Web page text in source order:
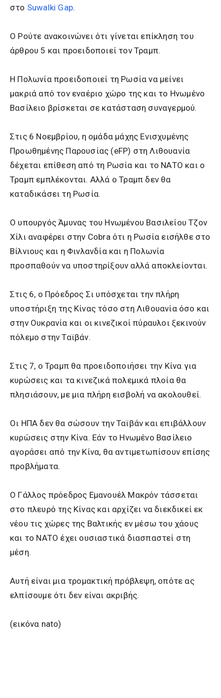
στο Suwalki Gap.
Ο Ρούτε ανακοινώνει ότι γίνεται επίκληση του
άρθρου 5 και προειδοποιεί τον Τραμπ.
Η Πολωνία προειδοποιεί τη Ρωσία να μείνει
μακριά από τον εναέριο χώρο της και το Ηνωμένο
Βασίλειο βρίσκεται σε κατάσταση συναγερμού.
Στις 6 Νοεμβρίου, η ομάδα μάχης Ενισχυμένης
Προωθημένης Παρουσίας (eFP) στη Λιθουανία
δέχεται επίθεση από τη Ρωσία και το ΝΑΤΟ και ο
Τραμπ εμπλέκονται. Αλλά ο Τραμπ δεν θα
καταδικάσει τη Ρωσία.
Ο υπουργός Άμυνας του Ηνωμένου Βασιλείου Τζον
Χίλι αναφέρει στην Cobra ότι η Ρωσία εισήλθε στο
Βίλνιους και η Φινλανδία και η Πολωνία
προσπαθούν να υποστηρίξουν αλλά αποκλείονται.
Στις 6, ο Πρόεδρος Σι υπόσχεται την πλήρη
υποστήριξη της Κίνας τόσο στη Λιθουανία όσο και
στην Ουκρανία και οι κινεζικοί πύραυλοι ξεκινούν
πόλεμο στην Ταϊβάν.
Στις 7, ο Τραμπ θα προειδοποιήσει την Κίνα για
κυρώσεις και τα κινεζικά πολεμικά πλοία θα
πλησιάσουν, με μια πλήρη εισβολή να ακολουθεί.
Οι ΗΠΑ δεν θα σώσουν την Ταϊβάν και επιβάλλουν
κυρώσεις στην Κίνα. Εάν το Ηνωμένο Βασίλειο
αγοράσει από την Κίνα, θα αντιμετωπίσουν επίσης
προβλήματα.
Ο Γάλλος πρόεδρος Εμανουέλ Μακρόν τάσσεται
στο πλευρό της Κίνας και αρχίζει να διεκδικεί εκ
νέου τις χώρες της Βαλτικής εν μέσω του χάους
και το ΝΑΤΟ έχει ουσιαστικά διασπαστεί στη
μέση.
Αυτή είναι μια τρομακτική πρόβλεψη, οπότε ας
ελπίσουμε ότι δεν είναι ακριβής.
(εικόνα nato)